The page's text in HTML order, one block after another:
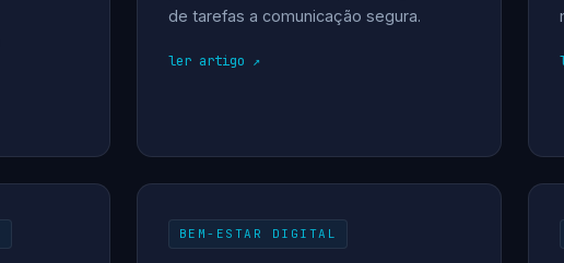
de tarefas a comunicação segura.
ler artigo
BEM-ESTAR DIGITAL